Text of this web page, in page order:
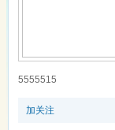
5555515
加关注